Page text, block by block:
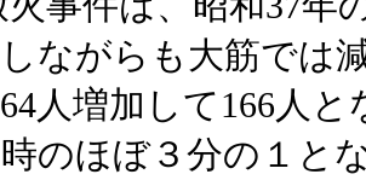
ながらも大筋では
人増加して166人
のほぼ３分の１と